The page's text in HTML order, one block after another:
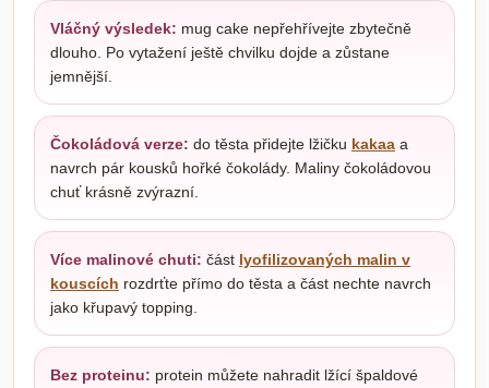
Vláčný výsledek: mug cake nepřehřívejte zbytečně
dlouho. Po vytažení ještě chvilku dojde a zůstane
jemnější.
Čokoládová verze: do těsta přidejte lžičku kakaa a
navrch pár kousků hořké čokolády. Maliny čokoládovou
chuť krásně zvýrazní.
Více malinové chuti: část lyofilizovaných malin v
kouscích rozdrťte přímo do těsta a část nechte navrch
jako křupavý topping.
Bez proteinu: protein můžete nahradit lžící špaldové